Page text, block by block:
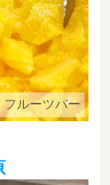
フルーツバー